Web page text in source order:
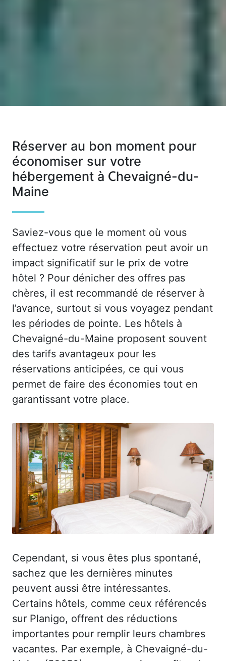
Réserver au bon moment pour
économiser sur votre
hébergement à Chevaigné-du-
Maine
Saviez-vous que le moment où vous
effectuez votre réservation peut avoir un
impact significatif sur le prix de votre
hôtel ? Pour dénicher des offres pas
chères, il est recommandé de réserver à
l’avance, surtout si vous voyagez pendant
les périodes de pointe. Les hôtels à
Chevaigné-du-Maine proposent souvent
des tarifs avantageux pour les
réservations anticipées, ce qui vous
permet de faire des économies tout en
garantissant votre place.
Cependant, si vous êtes plus spontané,
sachez que les dernières minutes
peuvent aussi être intéressantes.
Certains hôtels, comme ceux référencés
sur Planigo, offrent des réductions
importantes pour remplir leurs chambres
vacantes. Par exemple, à Chevaigné-du-